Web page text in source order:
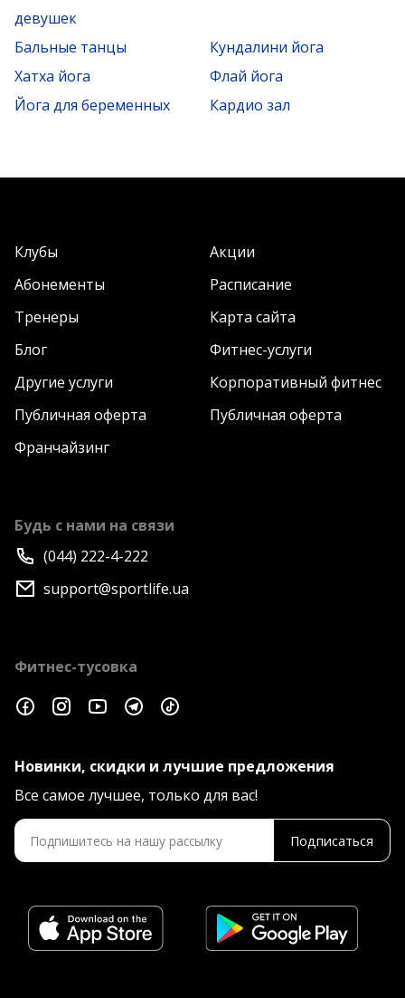
девушек
Бальные танцы
Кундалини йога
Хатха йога
Флай йога
Йога для беременных
Кардио зал
Клубы
Акции
Абонементы
Расписание
Тренеры
Карта сайта
Блог
Фитнес-услуги
Другие услуги
Корпоративный фитнес
Публичная оферта
Публичная оферта
Франчайзинг
Будь с нами на связи
(044) 222-4-222
support@sportlife.ua
Фитнес-тусовка
Новинки, скидки и лучшие предложения
Все самое лучшее, только для вас!
Подписаться